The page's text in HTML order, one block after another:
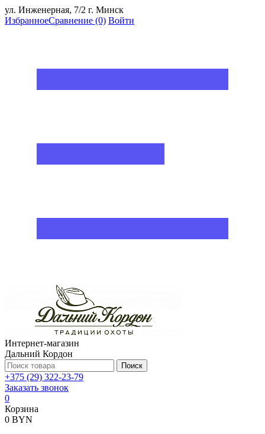
ул. Инженерная, 7/2 г. Минск
ИзбранноеСравнение (0) Войти
Интернет-магазин
Дальний Кордон
Поиск
+375 (29) 322-23-79
Заказать звонок
0
Корзина
0 BYN